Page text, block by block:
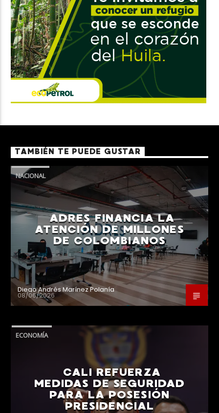
TAMBIÉN TE PUEDE GUSTAR
NACIONAL
ADRES FINANCIA LA
ATENCIÓN DE MILLONES
DE COLOMBIANOS
Diego Andrés Marínez Polanía
08/06/2026
ECONOMÍA
CALI REFUERZA
MEDIDAS DE SEGURIDAD
PARA LA POSESIÓN
PRESIDENCIAL